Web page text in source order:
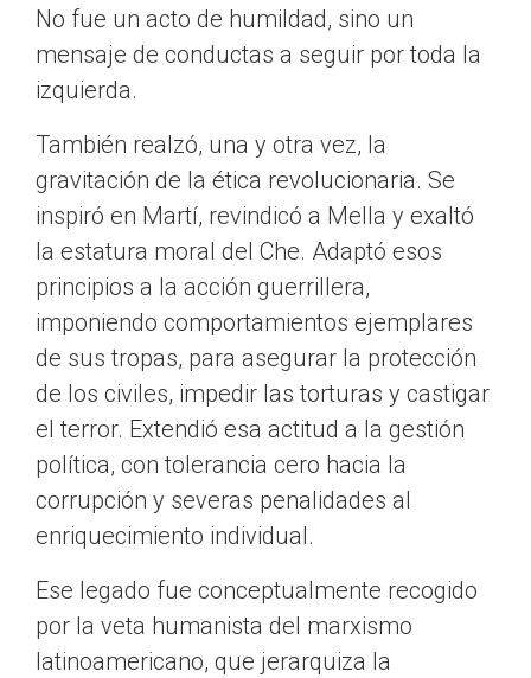
No fue un acto de humildad, sino un
mensaje de conductas a seguir por toda la
izquierda.
También realzó, una y otra vez, la
gravitación de la ética revolucionaria. Se
inspiró en Martí, revindicó a Mella y exaltó
la estatura moral del Che. Adaptó esos
principios a la acción guerrillera,
imponiendo comportamientos ejemplares
de sus tropas, para asegurar la protección
de los civiles, impedir las torturas y castigar
el terror. Extendió esa actitud a la gestión
política, con tolerancia cero hacia la
corrupción y severas penalidades al
enriquecimiento individual.
Ese legado fue conceptualmente recogido
por la veta humanista del marxismo
latinoamericano, que jerarquiza la